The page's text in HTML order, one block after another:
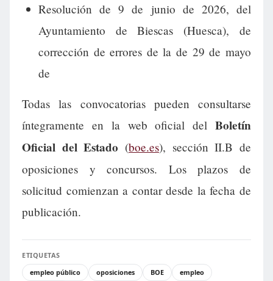
Resolución de 9 de junio de 2026, del
Ayuntamiento de Biescas (Huesca), de
corrección de errores de la de 29 de mayo
de
Todas las convocatorias pueden consultarse
íntegramente en la web oficial del Boletín
Oficial del Estado (boe.es), sección II.B de
oposiciones y concursos. Los plazos de
solicitud comienzan a contar desde la fecha de
publicación.
ETIQUETAS
empleo público
oposiciones BOE
empleo